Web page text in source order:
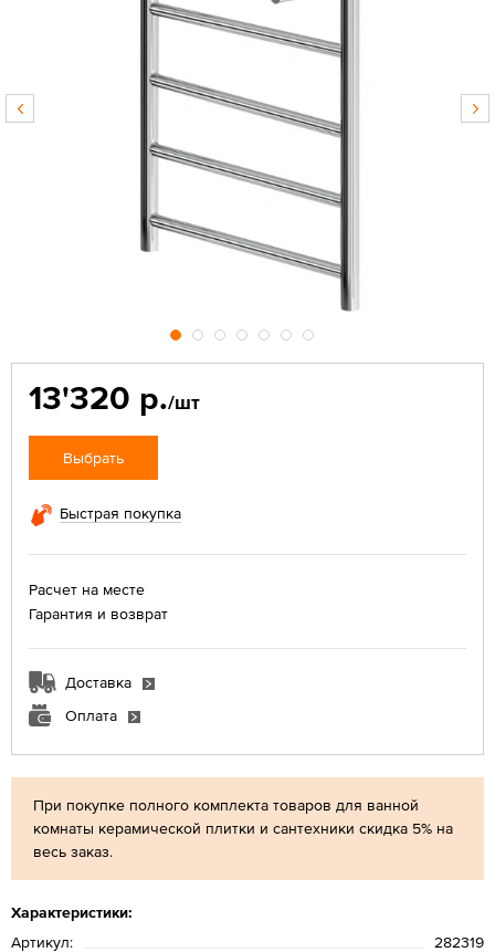
При покупке полного комплекта товаров для ванной
комнаты керамической плитки и сантехники скидка 5% на
весь заказ.
Характеристики:
Артикул:
282319
13'320 р./шт
Выбрать
Быстрая покупка
Расчет на месте
Гарантия и возврат
Доставка
Оплата